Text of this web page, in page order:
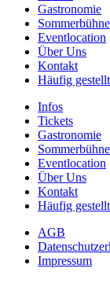
Gastronomie
Sommerbühne
Eventlocation
Über Uns
Kontakt
Häufig
Infos
Tickets
Gastronomie
Sommerbühne
Eventlocation
Über Uns
Kontakt
Häufig
AGB
Impressum